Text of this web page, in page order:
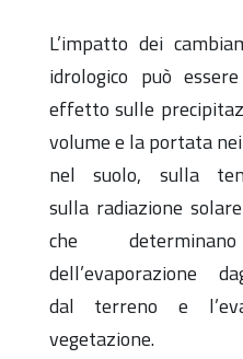
L’impatto dei
idrologico può
effetto sulle
volume e la portata nei
nel suolo, sulla
sulla radiazione
che determinano
dell’evaporazione
dal
terreno e
vegetazione.